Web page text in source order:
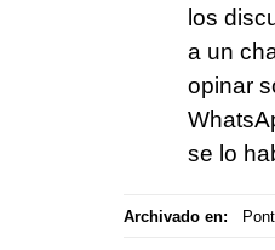
los
a un
opinar
se lo
Archivado en: